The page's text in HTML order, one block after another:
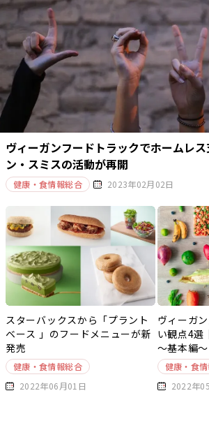
ヴィーガンフードトラックでホームレ
ン・スミスの活動が再開
健康・食情報総合 2023年02月02日
スターバックスから「プラント
ベース 」のフードメニューが新
発売
健康・食情報総合
2022年06月01日
ヴィーガ
い観点4選
～基本編～
健康・食
2022年